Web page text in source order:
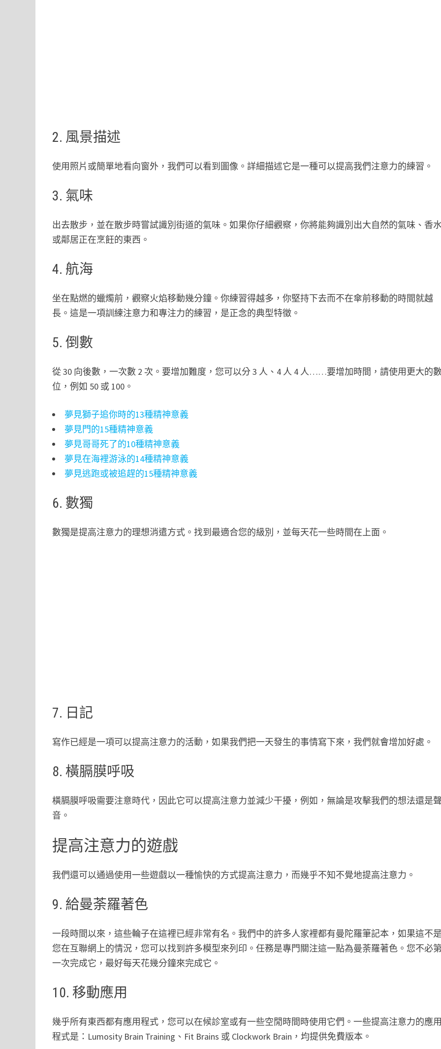
2. 風景描述
使用照片或簡單地看向窗外，我們可以看到圖像。詳細描述它是一種可以提高我們注意力的練習。
3. 氣味
出去散步，並在散步時嘗試識別街道的氣味。如果你仔細觀察，你將能夠識別出大自然的氣味、香
或鄰居正在烹飪的東西。
4. 航海
坐在點燃的蠟燭前，觀察火焰移動幾分鐘。你練習得越多，你堅持下去而不在傘前移動的時間就越
長。這是一項訓練注意力和專注力的練習，是正念的典型特徵。
5. 倒數
從 30 向後數，一次數 2 次。要增加難度，您可以分 3 人、4 人 4 人……要增加時間，請使用更大的
位，例如 50 或 100。
夢見獅子追你時的13種精神意義
夢見門的15種精神意義
夢見哥哥死了的10種精神意義
夢見在海裡游泳的14種精神意義
夢見逃跑或被追趕的15種精神意義
6. 數獨
數獨是提高注意力的理想消遣方式。找到最適合您的級別，並每天花一些時間在上面。
7. 日記
寫作已經是一項可以提高注意力的活動，如果我們把一天發生的事情寫下來，我們就會增加好處。
8. 橫膈膜呼吸
橫膈膜呼吸需要注意時代，因此它可以提高注意力並減少干擾，例如，無論是攻擊我們的想法還是
音。
提高注意力的遊戲
我們還可以通過使用一些遊戲以一種愉快的方式提高注意力，而幾乎不知不覺地提高注意力。
9. 給曼荼羅著色
一段時間以來，這些輪子在這裡已經非常有名。我們中的許多人家裡都有曼陀羅筆記本，如果這不
您在互聯網上的情況，您可以找到許多模型來列印。任務是專門關注這一點為曼荼羅著色。您不必
一次完成它，最好每天花幾分鐘來完成它。
10. 移動應用
幾乎所有東西都有應用程式，您可以在候診室或有一些空閒時間時使用它們。一些提高注意力的應
程式是：Lumosity Brain Training、Fit Brains 或 Clockwork Brain，均提供免費版本。